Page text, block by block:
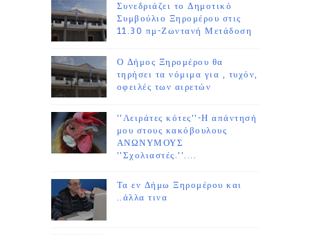
Συνεδριάζει το Δημοτικό
Συμβούλιο Ξηρομέρου στις
11.30 πμ-Ζωντανή Μετάδοση
Ο Δήμος Ξηρομέρου θα
τηρήσει τα νόμιμα για , τυχόν,
οφειλές των αιρετών
''Λειράτες κότες''-Η απάντησή
μου στους κακόβουλους
ΑΝΩΝΥΜΟΥΣ
''Σχολιαστές.''....
Τα εν Δήμω Ξηρομέρου και
..άλλα τινα